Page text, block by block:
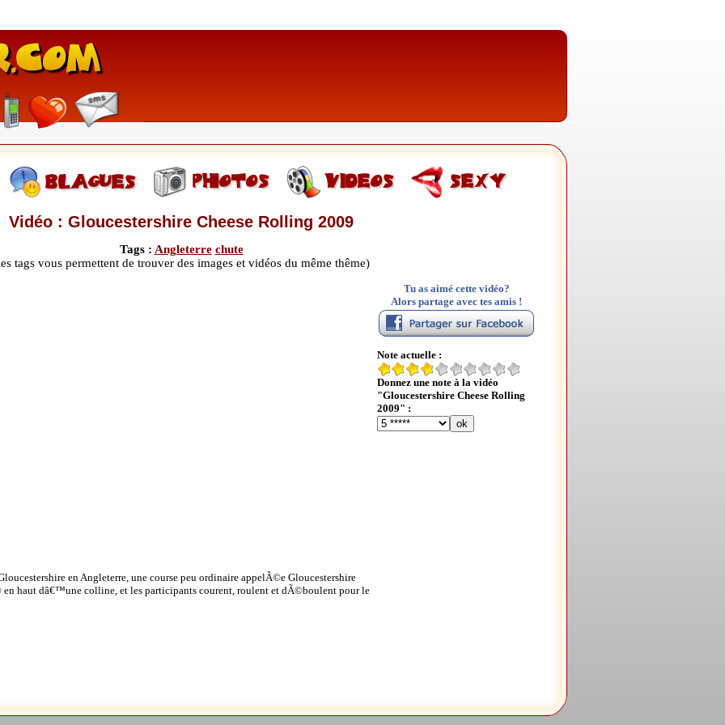
Vidéo : Gloucestershire Cheese Rolling 2009
Tags : Angleterre chute
tags vous permettent de trouver des images et vidéos du même thême)
en Angleterre, une course peu ordinaire appelÃ©e Gloucestershire
en haut dâ€™une colline, et les participants courent, roulent et dÃ©boulent pour le
Tu as aimé cette vidéo?
Alors partage avec tes amis !
Note actuelle :
Donnez une note à la vidéo
"Gloucestershire Cheese Rolling
2009" :